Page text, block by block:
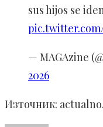
sus hijos se
— MAGAzine
2026
Източник: